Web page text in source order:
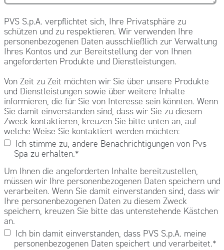
PVS S.p.A. verpflichtet sich, Ihre Privatsphäre zu
schützen und zu respektieren. Wir verwenden Ihre
personenbezogenen Daten ausschließlich zur Verwaltung
Ihres Kontos und zur Bereitstellung der von Ihnen
angeforderten Produkte und Dienstleistungen.
Von Zeit zu Zeit möchten wir Sie über unsere Produkte
und Dienstleistungen sowie über weitere Inhalte
informieren, die für Sie von Interesse sein könnten. Wenn
Sie damit einverstanden sind, dass wir Sie zu diesem
Zweck kontaktieren, kreuzen Sie bitte unten an, auf
welche Weise Sie kontaktiert werden möchten:
Ich stimme zu, andere Benachrichtigungen von Pvs
Spa zu erhalten.*
Um Ihnen die angeforderten Inhalte bereitzustellen,
müssen wir Ihre personenbezogenen Daten speichern und
verarbeiten. Wenn Sie damit einverstanden sind, dass wir
Ihre personenbezogenen Daten zu diesem Zweck
speichern, kreuzen Sie bitte das untenstehende Kästchen
an.
Ich bin damit einverstanden, dass PVS S.p.A. meine
personenbezogenen Daten speichert und verarbeitet.*